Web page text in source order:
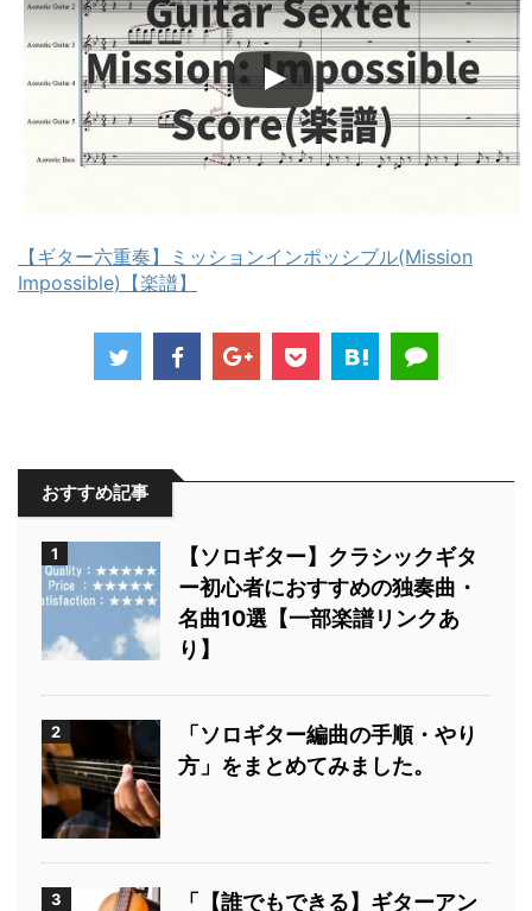
【ギター六重奏】ミッションインポッシブル(Mission
Impossible)【楽譜】
おすすめ記事
1
【ソロギター】クラシックギタ
ー初心者におすすめの独奏曲・
名曲10選【一部楽譜リンクあ
り】
2
「ソロギター編曲の手順・やり
方」をまとめてみました。
3
「【誰でもできる】ギターアン